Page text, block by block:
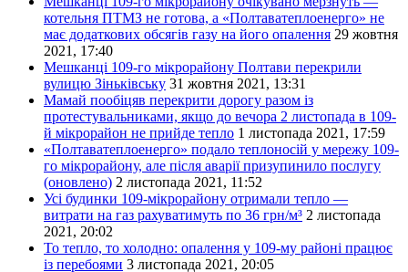
котельня ПТМЗ не готова, а «Полтаватеплоенерго» не
має додаткових обсягів газу на його опалення 29 жовтня
2021, 17:40
Мешканці 109-го мікрорайону Полтави перекрили
вулицю Зіньківську 31 жовтня 2021, 13:31
Мамай пообіцяв перекрити дорогу разом із
протестувальниками, якщо до вечора 2 листопада в 109-
й мікрорайон не прийде тепло 1 листопада 2021, 17:59
«Полтаватеплоенерго» подало теплоносій у мережу 109-
го мікрорайону, але після аварії призупинило послугу
(оновлено) 2 листопада 2021, 11:52
Усі будинки 109-мікрорайону отримали тепло —
витрати на газ рахуватимуть по 36 грн/м³ 2 листопада
2021, 20:02
То тепло, то холодно: опалення у 109-му районі працює
із перебоями 3 листопада 2021, 20:05